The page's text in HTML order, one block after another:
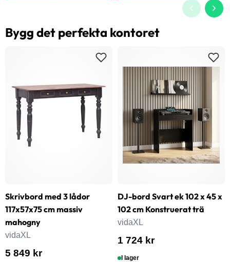
Bygg det perfekta kontoret
Skrivbord med 3 lådor
117x57x75 cm massiv
mahogny
vidaXL
5 849 kr
DJ-bord Svart ek 102 x 45 x
102 cm Konstruerat trä
vidaXL
1 724 kr
I lager